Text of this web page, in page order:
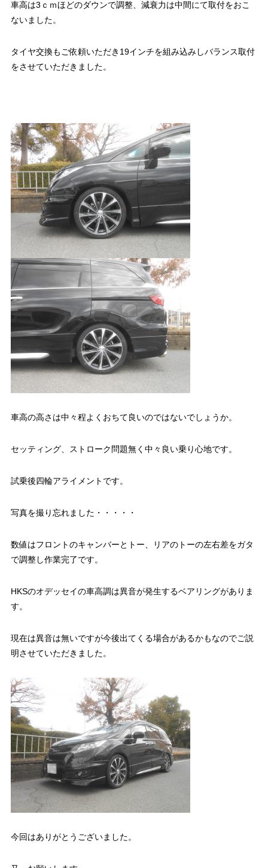
車高は3ｃｍほどのダウンで調整、減衰力は中間にて取付をおこ
ないました。
タイヤ交換もご依頼いただき19インチを組み込みしバランス取付
をさせていただきました。
車高の高さは中々程よくおちて良いのではないでしょうか。
セッティング、ストローク問題無く中々良い乗り心地です。
試乗後四輪アライメントです。
写真を撮り忘れました・・・・・
数値はフロントのキャンバーとトー、リアのトーの左右差をガタ
で調整し作業完了です。
HKSのオデッセイの車高調は異音が発生するベアリングがありま
す。
現在は異音は無いですが今後出てくる場合があるかもなのでご説
明させていただきました。
今回はありがとうございました。